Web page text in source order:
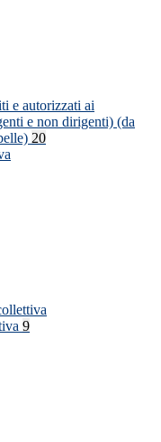
e autorizzati ai
e non dirigenti) (da
20
9